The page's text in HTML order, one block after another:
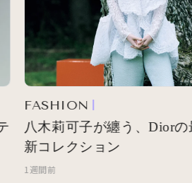
FASHION
八木莉可子が纏う、Diorの
新コレクション
1週間前